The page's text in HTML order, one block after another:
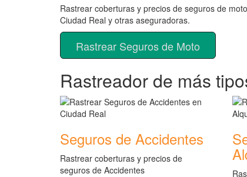
Rastrear coberturas y precios de seguros de
Ciudad Real y otras aseguradoras.
Rastrear Seguros de Moto
Rastreador de más
Seguros de Accidentes
Rastrear coberturas y precios de
seguros de Accidentes